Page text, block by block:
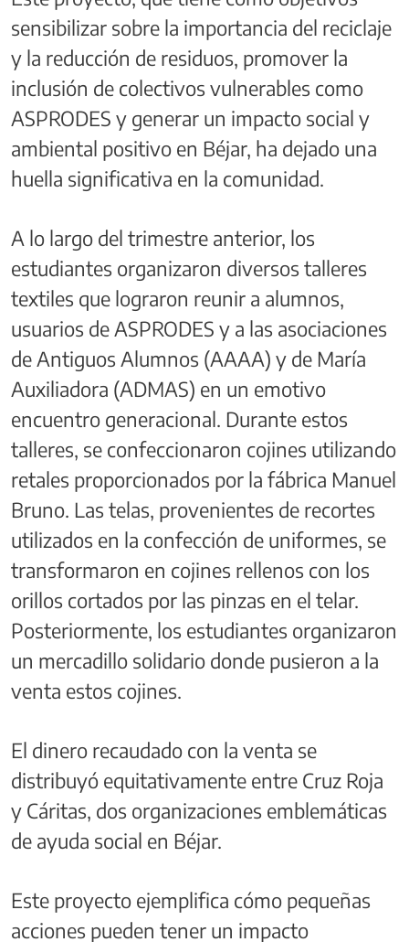
sensibilizar sobre la importancia del reciclaje
y la reducción de residuos, promover la
inclusión de colectivos vulnerables como
ASPRODES y generar un impacto social y
ambiental positivo en Béjar, ha dejado una
huella significativa en la comunidad.
A lo largo del trimestre anterior, los
estudiantes organizaron diversos talleres
textiles que lograron reunir a alumnos,
usuarios de ASPRODES y a las asociaciones
de Antiguos Alumnos (AAAA) y de María
Auxiliadora (ADMAS) en un emotivo
encuentro generacional. Durante estos
talleres, se confeccionaron cojines utilizando
retales proporcionados por la fábrica Manuel
Bruno. Las telas, provenientes de recortes
utilizados en la confección de uniformes, se
transformaron en cojines rellenos con los
orillos cortados por las pinzas en el telar.
Posteriormente, los estudiantes organizaron
un mercadillo solidario donde pusieron a la
venta estos cojines.
El dinero recaudado con la venta se
distribuyó equitativamente entre Cruz Roja
y Cáritas, dos organizaciones emblemáticas
de ayuda social en Béjar.
Este proyecto ejemplifica cómo pequeñas
acciones pueden tener un impacto